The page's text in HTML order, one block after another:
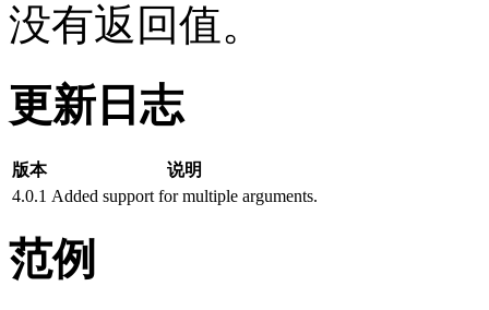
没有返回值。
更新日志
版本
说明
4.0.1 Added support for multiple arguments.
范例